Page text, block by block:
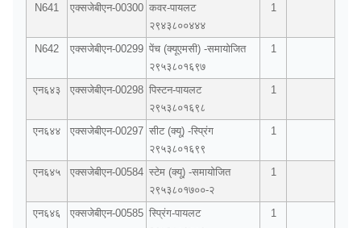
N641 एक्सजेबीएन-00300 कवर-पायलट
२९४३८००४४४
1
N642 एक्सजेबीएन-00299 पेंच (क्यूएमसी) -समायोजित
२९५३८०१६९७
1
एन६४३ एक्सजेबीएन-00298 पिस्टन-पायलट
२९५३८०१६९८
1
एन६४४ एक्सजेबीएन-00297 सीट (क्यू) -स्प्रिंग
२९५३८०१६९९
1
एन६४५ एक्सजेबीएन-00584 स्टेम (क्यू) -समायोजित
२९५३८०१७००-२
1
एन६४६ एक्सजेबीएन-00585 स्प्रिंग-पायलट
1